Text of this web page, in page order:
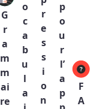
G
r
a
m
m
ai
re
o
c
a
b
u
l
a
r
e
s
s
i
o
n
p
o
u
r
l’
a
p
F
A